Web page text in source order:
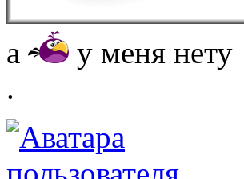
а
у меня нету
.